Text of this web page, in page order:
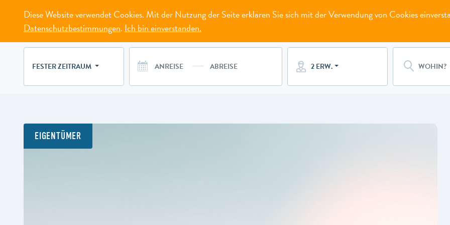
MENÜ
FESTER ZEITRAUM 2 ERW.
EIGENTÜMER
Diese Website verwendet Cookies. Mit der Nutzung der Seite erklären Sie sich mit der Verwendung von Cookies
Datenschutzbestimmungen. Ich bin einverstanden.